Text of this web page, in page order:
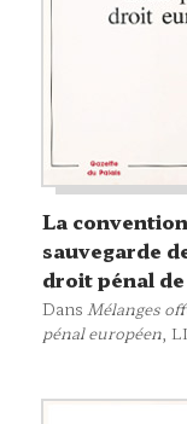
La
sauvegarde
droit pénal
Dans Mélanges
pénal européen,